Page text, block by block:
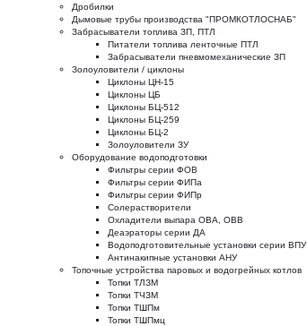
Дробилки
Дымовые трубы производства "ПРОМКОТЛОСНАБ"
Забрасыватели топлива ЗП, ПТЛ
Питатели топлива ленточные ПТЛ
Забрасыватели пневмомеханические ЗП
Золоуловители / циклоны
Циклоны ЦН-15
Циклоны ЦБ
Циклоны БЦ-512
Циклоны БЦ-259
Циклоны БЦ-2
Золоуловители ЗУ
Оборудование водоподготовки
Фильтры серии ФОВ
Фильтры серии ФИПа
Фильтры серии ФИПр
Солерастворители
Охладители выпара ОВА, ОВВ
Деаэраторы серии ДА
Водоподготовительные установки серии ВПУ
Антинакипные установки АНУ
Топочные устройства паровых и водогрейных котлов
Топки ТЛЗМ
Топки ТЧЗМ
Топки ТШПм
Топки ТШПмц